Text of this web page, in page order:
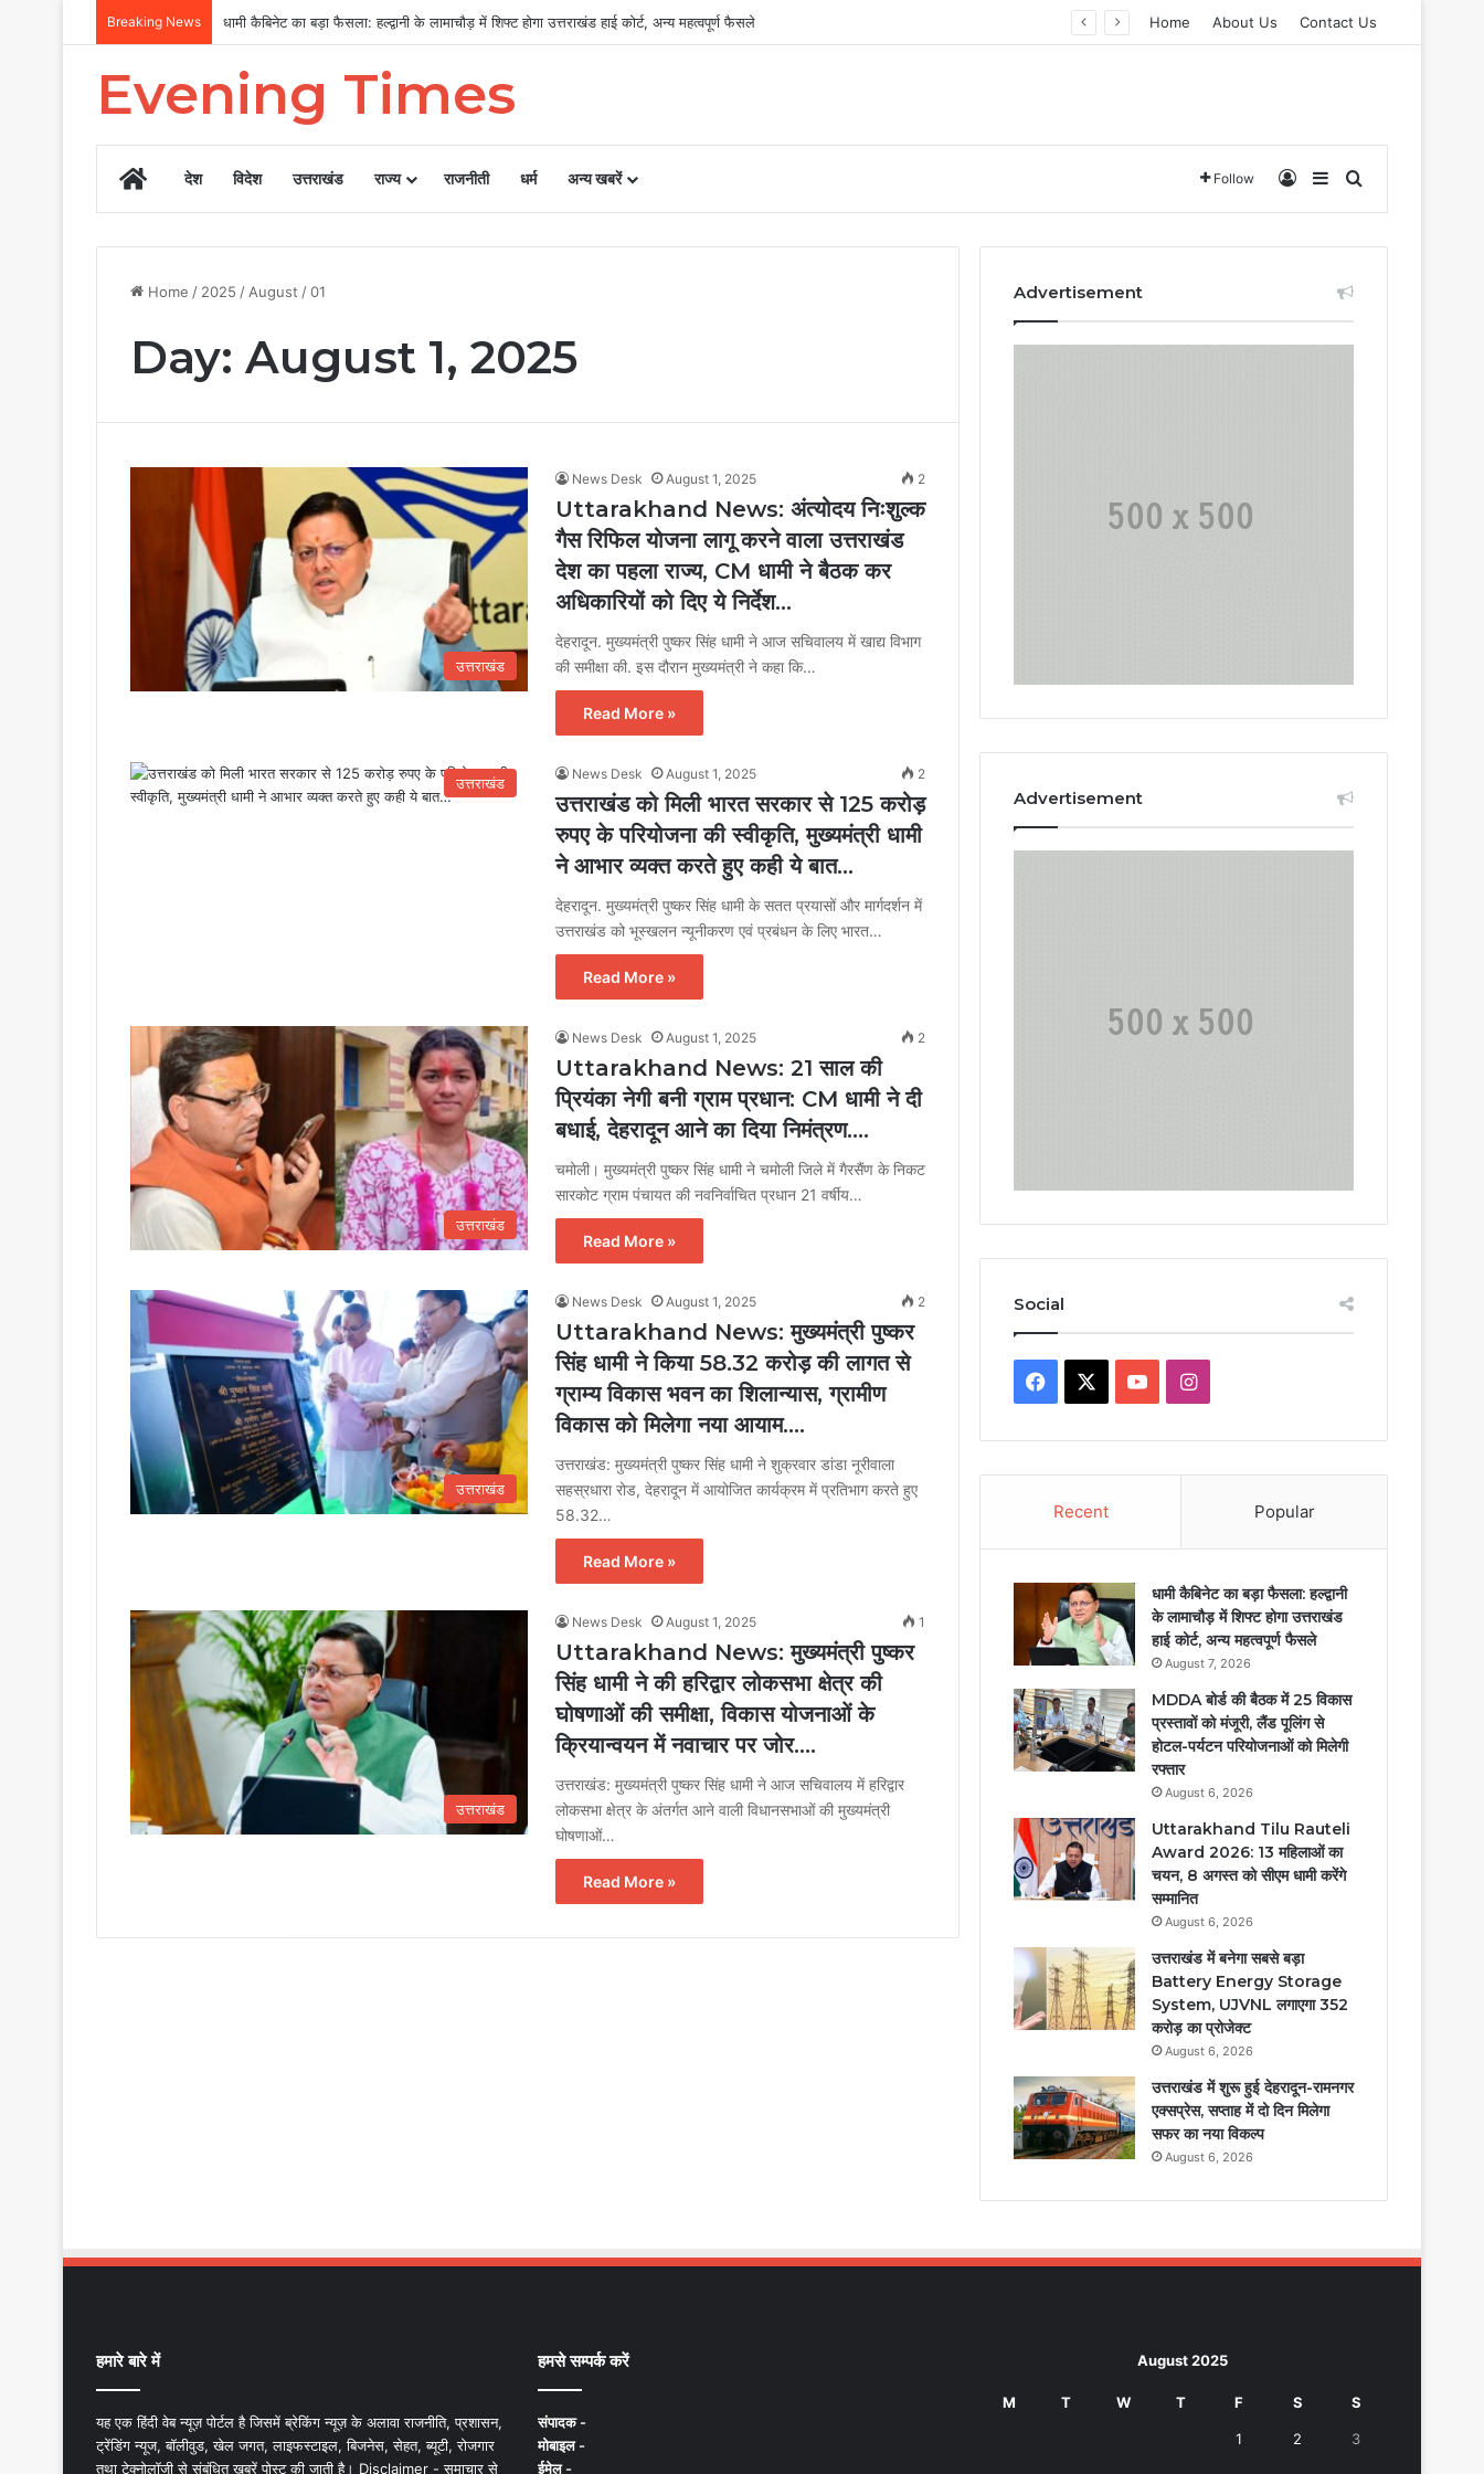
Breaking News MDDA बोर्ड की बैठक में 25 विकास प्रस्तावों को मंजूरी, लैंड पूलिंग से होटल-पर्यटन परियोजनाओं को मिलेगी रफ्तार Home About Us Contact Us
Evening Times
Homeदेश विदेश उत्तराखंड राज्य राजनीती धर्म अन्य खबरें Follow Log InSidebarSearch for
Home / 2025 / August /01
Day: August 1, 2025
उत्तराखंड
News Desk August 1, 2025 2
Uttarakhand News: अंत्योदय निःशुल्क
गैस रिफिल योजना लागू करने वाला उत्तराखंड
देश का पहला राज्य, CM धामी ने बैठक कर
अधिकारियों को दिए ये निर्देश…
देहरादून. मुख्यमंत्री पुष्कर सिंह धामी ने आज सचिवालय में खाद्य विभाग
की समीक्षा की. इस दौरान मुख्यमंत्री ने कहा कि…
Read More »
उत्तराखंड
News Desk August 1, 2025 2
उत्तराखंड को मिली भारत सरकार से 125 करोड़
रुपए के परियोजना की स्वीकृति, मुख्यमंत्री धामी
ने आभार व्यक्त करते हुए कही ये बात…
देहरादून. मुख्यमंत्री पुष्कर सिंह धामी के सतत प्रयासों और मार्गदर्शन में
उत्तराखंड को भूस्खलन न्यूनीकरण एवं प्रबंधन के लिए भारत…
Read More »
उत्तराखंड
News Desk August 1, 2025 2
Uttarakhand News: 21 साल की
प्रियंका नेगी बनी ग्राम प्रधान: CM धामी ने दी
बधाई, देहरादून आने का दिया निमंत्रण….
चमोली। मुख्यमंत्री पुष्कर सिंह धामी ने चमोली जिले में गैरसैंण के निकट
सारकोट ग्राम पंचायत की नवनिर्वाचित प्रधान 21 वर्षीय…
Read More »
उत्तराखंड
News Desk August 1, 2025 2
Uttarakhand News: मुख्यमंत्री पुष्कर
सिंह धामी ने किया 58.32 करोड़ की लागत से
ग्राम्य विकास भवन का शिलान्यास, ग्रामीण
विकास को मिलेगा नया आयाम….
उत्तराखंड: मुख्यमंत्री पुष्कर सिंह धामी ने शुक्रवार डांडा नूरीवाला
सहस्रधारा रोड, देहरादून में आयोजित कार्यक्रम में प्रतिभाग करते हुए
58.32…
Read More »
उत्तराखंड
News Desk August 1, 2025 1
Uttarakhand News: मुख्यमंत्री पुष्कर
सिंह धामी ने की हरिद्वार लोकसभा क्षेत्र की
घोषणाओं की समीक्षा, विकास योजनाओं के
क्रियान्वयन में नवाचार पर जोर….
उत्तराखंड: मुख्यमंत्री पुष्कर सिंह धामी ने आज सचिवालय में हरिद्वार
लोकसभा क्षेत्र के अंतर्गत आने वाली विधानसभाओं की मुख्यमंत्री
घोषणाओं…
Read More »
Advertisement
Advertisement
Social
Facebook YouTubeInstagram
Recent Popular
धामी कैबिनेट का बड़ा फैसला: हल्द्वानी
के लामाचौड़ में शिफ्ट होगा उत्तराखंड
हाई कोर्ट, अन्य महत्वपूर्ण फैसले
August 7, 2026
MDDA बोर्ड की बैठक में 25 विकास
प्रस्तावों को मंजूरी, लैंड पूलिंग से
होटल-पर्यटन परियोजनाओं को मिलेगी
रफ्तार
August 6, 2026
Uttarakhand Tilu Rauteli
Award 2026: 13 महिलाओं का
चयन, 8 अगस्त को सीएम धामी करेंगे
सम्मानित
August 6, 2026
उत्तराखंड में बनेगा सबसे बड़ा
Battery Energy Storage
System, UJVNL लगाएगा 352
करोड़ का प्रोजेक्ट
August 6, 2026
उत्तराखंड में शुरू हुई देहरादून-रामनगर
एक्सप्रेस, सप्ताह में दो दिन मिलेगा
सफर का नया विकल्प
August 6, 2026
हमारे बारे में
यह एक हिंदी वेब न्यूज़ पोर्टल है जिसमें ब्रेकिंग न्यूज़ के अलावा राजनीति, प्रशासन,
ट्रेंडिंग न्यूज, बॉलीवुड, खेल जगत, लाइफस्टाइल, बिजनेस, सेहत, ब्यूटी, रोजगार
तथा टेक्नोलॉजी से संबंधित खबरें पोस्ट की जाती है। Disclaimer - समाचार से
हमसे सम्पर्क करें
संपादक -
मोबाइल -
ईमेल -
August 2025
M T W T F S S
1 2 3